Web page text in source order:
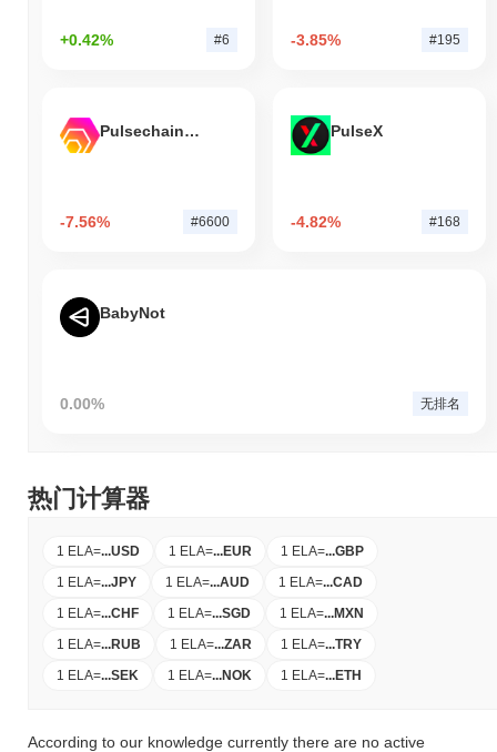
+0.42% #6 -3.85% #195
Pulsechain Bridged HEX (Pulsechain)
-7.56% #6600
PulseX
-4.82% #168
BabyNot
0.00% 无排名
热门计算器
1 ELA=...USD 1 ELA=...EUR 1 ELA=...GBP
1 ELA=...JPY 1 ELA=...AUD 1 ELA=...CAD
1 ELA=...CHF 1 ELA=...SGD 1 ELA=...MXN
1 ELA=...RUB 1 ELA=...ZAR 1 ELA=...TRY
1 ELA=...SEK 1 ELA=...NOK 1 ELA=...ETH
According to our knowledge currently there are no active